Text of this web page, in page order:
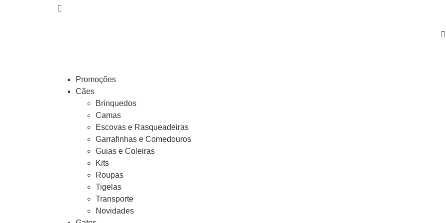
Promoções
Cães
Brinquedos
Camas
Escovas e Rasqueadeiras
Garrafinhas e Comedouros
Guias e Coleiras
Kits
Roupas
Tigelas
Transporte
Novidades